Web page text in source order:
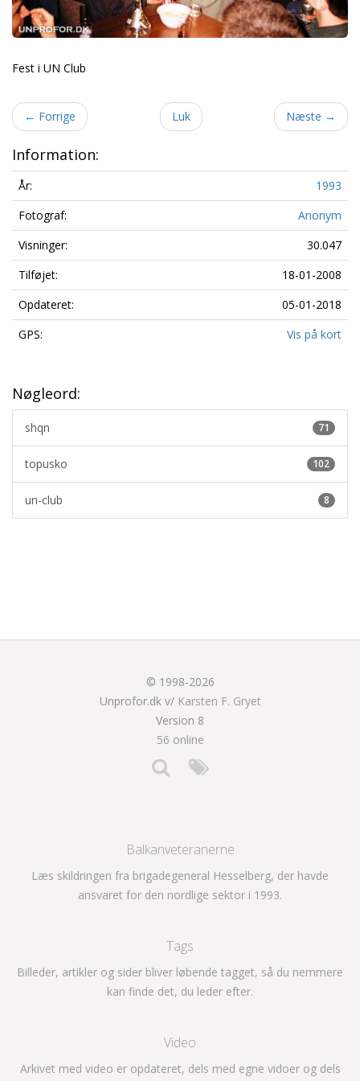
Fest i UN Club
← Forrige Luk Næste →
Information:
År:
1993
Fotograf:
Anonym
Visninger:
30.047
Tilføjet:
18-01-2008
Opdateret:
05-01-2018
GPS:
Vis på kort
Nøgleord:
71
shqn
102
topusko
8
un-club
© 1998-2026
Unprofor.dk v/ Karsten F. Gryet
Version 8
56 online
Balkanveteranerne
Læs skildringen fra brigadegeneral Hesselberg, der havde
ansvaret for den nordlige sektor i 1993.
Tags
Billeder, artikler og sider bliver løbende tagget, så du nemmere
kan finde det, du leder efter.
Video
Arkivet med video er opdateret, dels med egne vidoer og dels